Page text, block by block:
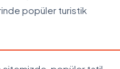
popüler turistik